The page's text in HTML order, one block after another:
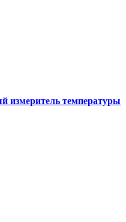
измеритель температуры